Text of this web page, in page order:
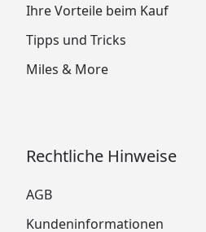
Ihre Vorteile beim Kauf
Tipps und Tricks
Miles & More
Rechtliche Hinweise
AGB
Kundeninformationen